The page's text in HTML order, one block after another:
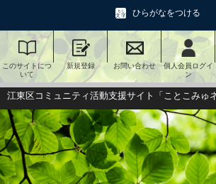
ひらがなをつける
このサイトにつ
いて
新規登録 お問い合わせ
個人会員ログイ
ン
江東区コミュニティ活動支援サイト「ことこみゅ